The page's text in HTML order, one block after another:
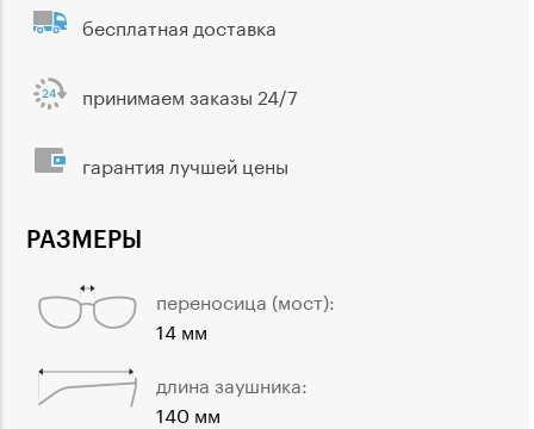
РАЗМЕРЫ
переносица (мост):
14 мм
длина заушника:
140 мм
бесплатная доставка
принимаем заказы 24/7
гарантия лучшей цены